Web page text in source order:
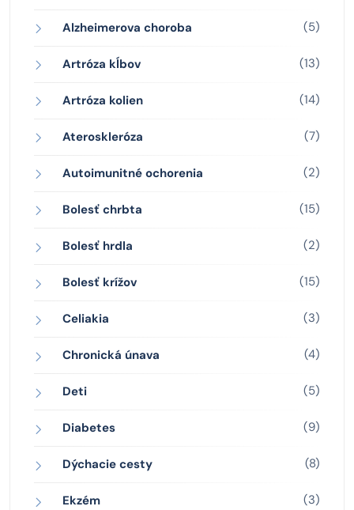
Alzheimerova choroba (5)
Artróza kĺbov (13)
Artróza kolien (14)
Ateroskleróza (7)
Autoimunitné ochorenia (2)
Bolesť chrbta (15)
Bolesť hrdla (2)
Bolesť krížov (15)
Celiakia (3)
Chronická únava (4)
Deti (5)
Diabetes (9)
Dýchacie cesty (8)
Ekzém (3)